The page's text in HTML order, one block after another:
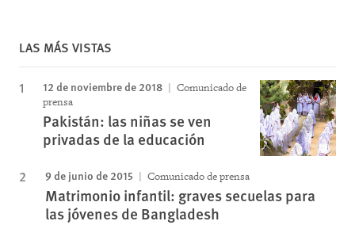
LAS MÁS VISTAS
12 de noviembre de 2018
Comunicado de
prensa
Pakistán: las niñas se ven
privadas de la educación
9 de junio de 2015 Comunicado de prensa
Matrimonio infantil: graves secuelas para
las jóvenes de Bangladesh